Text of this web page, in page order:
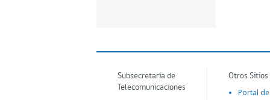
Subsecretaría de
Telecomunicaciones
Otros
Portal